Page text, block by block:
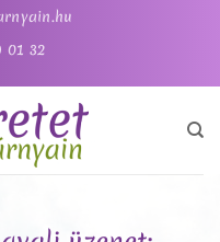
01 32